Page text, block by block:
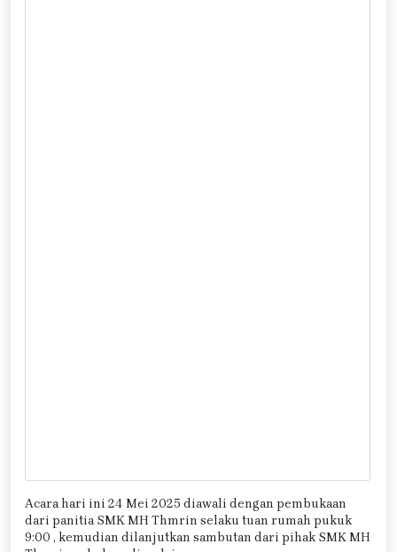
Acara hari ini 24 Mei 2025 diawali dengan pembukaan
dari panitia SMK MH Thmrin selaku tuan rumah pukuk
9:00 , kemudian dilanjutkan sambutan dari pihak SMK MH